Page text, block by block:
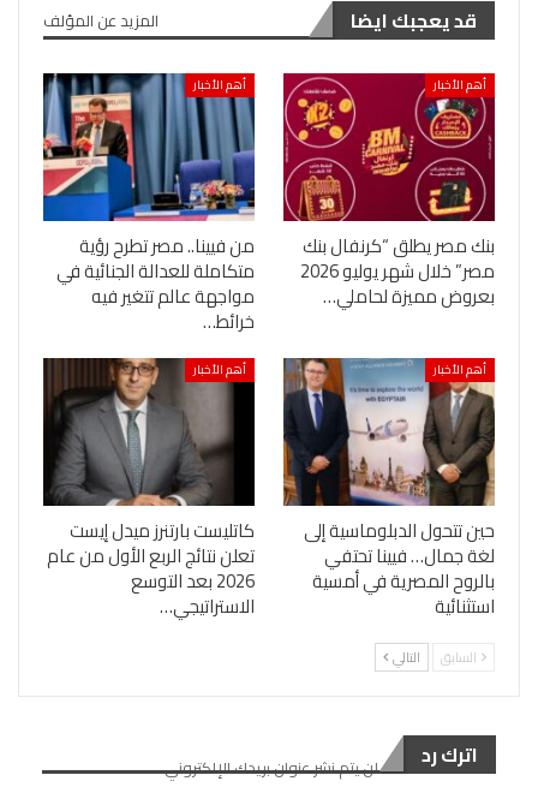
قد يعجبك ايضا المزيد عن المؤلف
أهم الأخبار
بنك مصر يطلق “كرنفال بنك
مصر” خلال شهر يوليو 2026
بعروض مميزة لحاملي…
أهم الأخبار
من فيينا.. مصر تطرح رؤية
متكاملة للعدالة الجنائية في
مواجهة عالم تتغير فيه
خرائط…
أهم الأخبار
حين تتحول الدبلوماسية إلى
لغة جمال… فيينا تحتفي
بالروح المصرية في أمسية
استثنائية
أهم الأخبار
كاتليست بارتنرز ميدل إيست
تعلن نتائج الربع الأول من عام
2026 بعد التوسع
الاستراتيجي…
السابق التالي
اترك رد لن يتم نشر عنوان بريدك الإلكتروني.